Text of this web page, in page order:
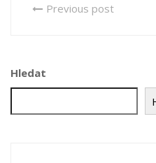
Previous post
Hledat